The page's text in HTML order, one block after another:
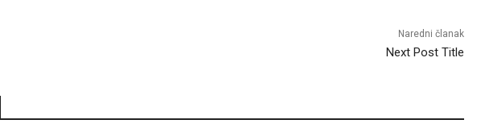
Naredni članak
Next Post Title